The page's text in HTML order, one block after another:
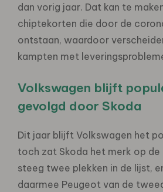
dan vorig jaar. Dat kan te
chiptekorten die door de
ontstaan, waardoor
kampten met
Volkswagen blijft
gevolgd door Skoda
Dit jaar blijft Volkswagen het
toch zat Skoda het merk op de
steeg twee plekken in de lijst,
daarmee Peugeot van de